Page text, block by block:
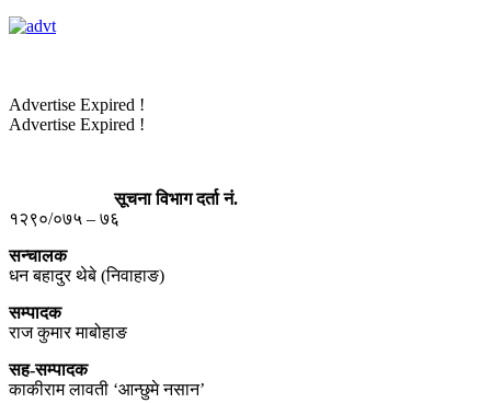
Advertise Expired !
Advertise Expired !
सूचना विभाग दर्ता नं.
१२९०/०७५ – ७६
सन्चालक
धन बहादुर थेबे (निवाहाङ)
सम्पादक
राज कुमार माबोहाङ
सह-सम्पादक
काकीराम लावती ‘आन्छुमे नसान’